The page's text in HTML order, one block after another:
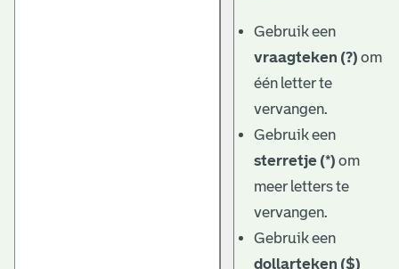
Gebruik een
vraagteken (?) om
één letter te
vervangen.
Gebruik een
sterretje (*) om
meer letters te
vervangen.
Gebruik een
dollarteken ($)